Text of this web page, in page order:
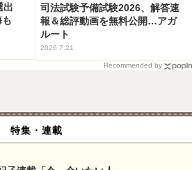
出
司法試験予備試験2026、解答速
報＆総評動画を無料公開…アガ
ルート
2026.7.21
Recommended by
特集・連載